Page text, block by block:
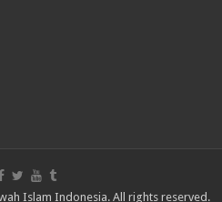
Islam Indonesia. All rights reserved.